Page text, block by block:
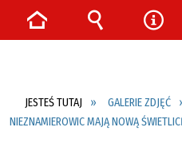
JESTEŚ TUTAJ GALERIE ZDJĘĆ
NIEZNAMIEROWIC MAJĄ NOWĄ
Strona